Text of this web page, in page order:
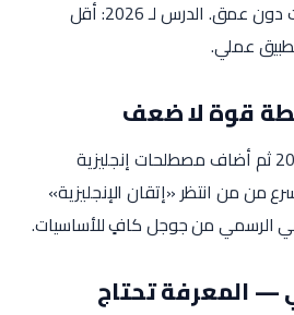
على من جمع عشر شارات دون عمق. الدرس لـ 2026: أقل
عملي.
قوة لا ضعف
من تعلم بالعربية في 2025 ثم أضاف مصطلحات إنجليزية
من من انتظر «إتقان الإنجليزية»
الرسمي من جوجل كافٍ للأساسيات.
— المعرفة تحتاج